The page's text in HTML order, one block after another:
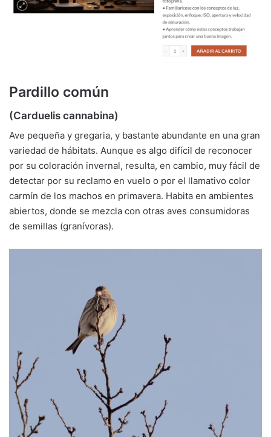
Pardillo común
(Carduelis cannabina)
Ave pequeña y gregaria, y bastante abundante en una gran
variedad de hábitats. Aunque es algo difícil de reconocer
por su coloración invernal, resulta, en cambio, muy fácil de
detectar por su reclamo en vuelo o por el llamativo color
carmín de los machos en primavera. Habita en ambientes
abiertos, donde se mezcla con otras aves consumidoras
de semillas (granívoras).